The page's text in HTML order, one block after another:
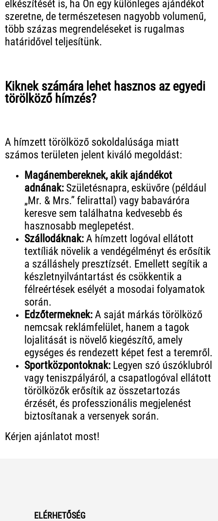
elkészítését is, ha Ön egy különleges ajándékot
szeretne, de természetesen nagyobb volumenű,
több százas megrendeléseket is rugalmas
határidővel teljesítünk.
Kiknek számára lehet hasznos az egyedi
törölköző hímzés?
A hímzett törölköző sokoldalúsága miatt
számos területen jelent kiváló megoldást:
Magánembereknek, akik ajándékot
adnának: Születésnapra, esküvőre (például
„Mr. & Mrs.” felirattal) vagy babaváróra
keresve sem találhatna kedvesebb és
hasznosabb meglepetést.
Szállodáknak: A hímzett logóval ellátott
textíliák növelik a vendégélményt és erősítik
a szálláshely presztízsét. Emellett segítik a
készletnyilvántartást és csökkentik a
félreértések esélyét a mosodai folyamatok
során.
Edzőtermeknek: A saját márkás törölköző
nemcsak reklámfelület, hanem a tagok
lojalitását is növelő kiegészítő, amely
egységes és rendezett képet fest a teremről.
Sportközpontoknak: Legyen szó úszóklubról
vagy teniszpályáról, a csapatlogóval ellátott
törölközők erősítik az összetartozás
érzését, és professzionális megjelenést
biztosítanak a versenyek során.
Kérjen ajánlatot most!
ELÉRHETŐSÉG